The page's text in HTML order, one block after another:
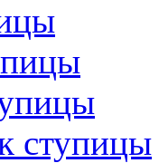
ступицы